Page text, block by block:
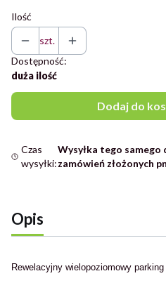
Ilość
szt.
Dostępność:
duża ilość
Dodaj do
Czas
wysyłki:
Wysyłka tego
zamówień złożonych
Opis
Rewelacyjny wielopoziomowy